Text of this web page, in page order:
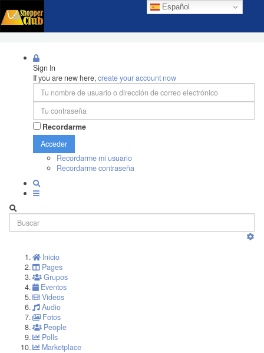
Español
Sign In
If you are new here,create your account now
Recordarme
Acceder
Recordarme mi usuario
Recordarme contraseña
Inicio
Pages
Grupos
Eventos
Videos
Audio
Fotos
People
Polls
Marketplace